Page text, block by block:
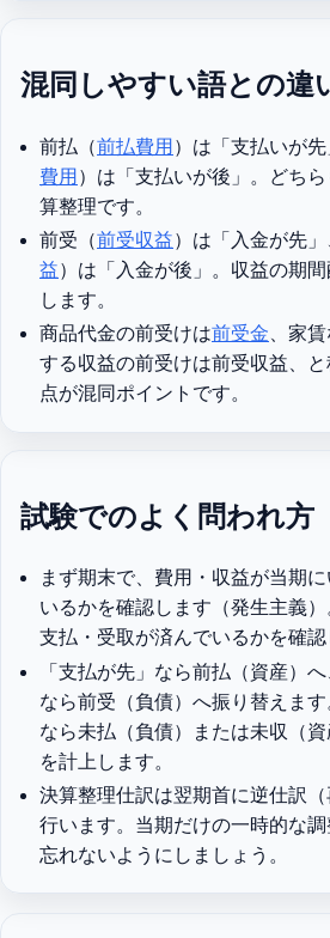
混同しやすい語との違
前払（前払費用 ）は「支払いが
費用 ）は「支払いが後」。どち
算整理です。
前受（前受収益）は「入金が先
益）は「入金が後」。収益の期
します。
商品代金の前受けは前受金、家
する収益の前受けは前受収益、
点が混同ポイントです。
試験でのよく問われ方
まず期末で、費用・収益が当期
いるかを確認します（発生主義
支払・受取が済んでいるかを確認
「支払が先」なら前払（資産）へ
なら前受（負債）へ振り替えます
なら未払（負債）または未収（
を計上します。
決算整理仕訳は翌期首に逆仕訳
行います。当期だけの一時的な
忘れないようにしましょう。